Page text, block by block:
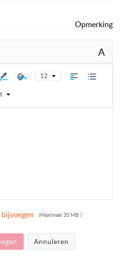
Opmerking
A
12
(Maximaal 20 MB )
Annuleren